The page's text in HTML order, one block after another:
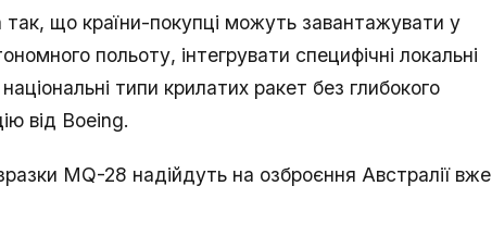
що країни-покупці можуть завантажувати у
польоту, інтегрувати специфічні локальні
типи крилатих ракет без глибокого
від Boeing.
MQ-28 надійдуть на озброєння Австралії вже